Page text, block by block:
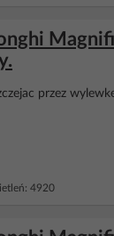
przez
4920